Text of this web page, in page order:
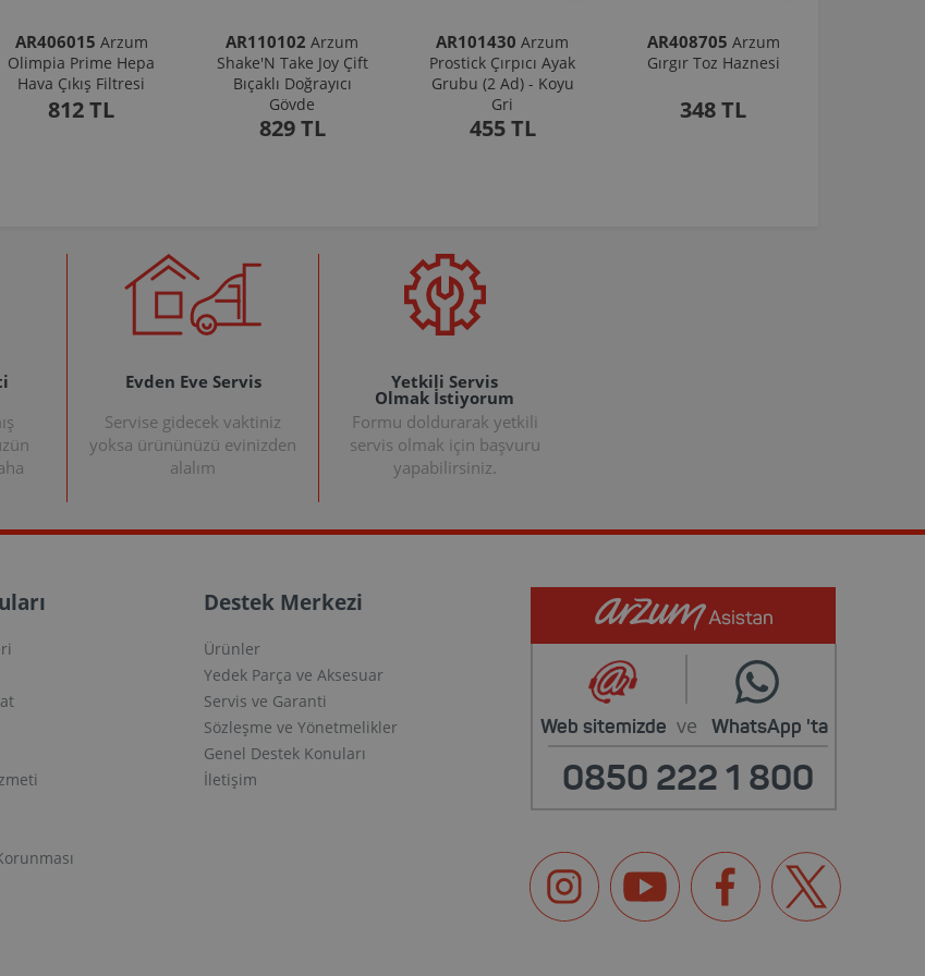
AR406015 Arzum
Olimpia Prime Hepa
Hava Çıkış Filtresi
812 TL
AR110102 Arzum
Shake'N Take Joy Çift
Bıçaklı Doğrayıcı
Gövde
829 TL
AR101430 Arzum
Prostick Çırpıcı Ayak
Grubu (2 Ad) - Koyu
Gri
455 TL
AR408705 Arzum
Gırgır Toz Haznesi
348 TL
Evden Eve Servis
Servise gidecek vaktiniz
yoksa ürününüzü evinizden
alalım
Yetkili Servis
Olmak İstiyorum
Formu doldurarak yetkili
servis olmak için başvuru
yapabilirsiniz.
Destek Merkezi
Ürünler
Yedek Parça ve Aksesuar
Servis ve Garanti
Sözleşme ve Yönetmelikler
Genel Destek Konuları
İletişim
Web sitemizde ve WhatsApp 'ta
0850 222 1 800